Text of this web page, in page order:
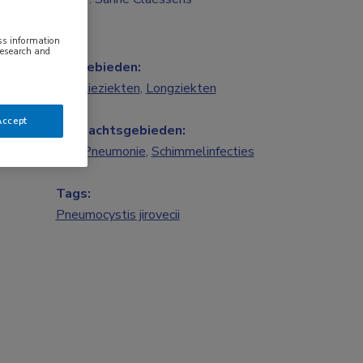
Vakgebieden:
Infectieziekten, Longziekten
Aandachtsgebieden:
Pneumonie, Schimmelinfecties
Tags:
Pneumocystis jirovecii
information
and